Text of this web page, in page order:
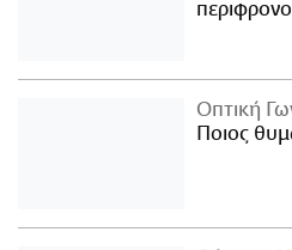
Οπτική
Ποιος